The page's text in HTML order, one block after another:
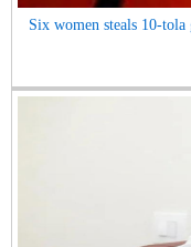
Six women steals 10-